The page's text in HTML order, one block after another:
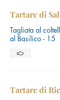
Tartare di
Tagliata al
al Basilico - 15
Tartare di